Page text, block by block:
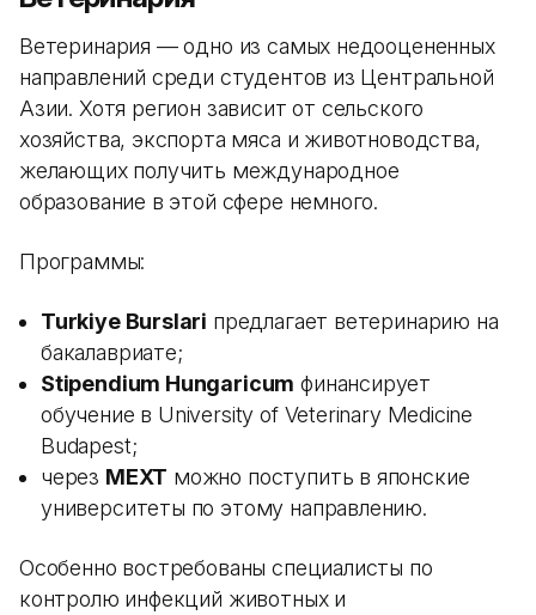
Ветеринария — одно из самых недооцененных
направлений среди студентов из Центральной
Азии. Хотя регион зависит от сельского
хозяйства, экспорта мяса и животноводства,
желающих получить международное
образование в этой сфере немного.
Программы:
Turkiye Burslari предлагает ветеринарию на
бакалавриате;
Stipendium Hungaricum финансирует
обучение в University of Veterinary Medicine
Budapest;
через MEXT можно поступить в японские
университеты по этому направлению.
Особенно востребованы специалисты по
контролю инфекций животных и